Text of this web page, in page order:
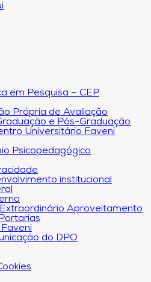
em Pesquisa – CEP
Própria de Avaliação
e Pós-Graduação
Universitário Faveni
Psicopedagógico
institucional
Aproveitamento
do DPO